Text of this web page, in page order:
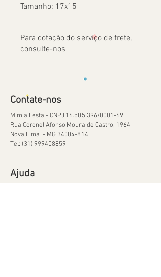
Tamanho: 17x15
Para cotação do serviço de frete,
consulte-nos
Contate-nos
Mimia Festa - CNPJ 16.505.396/0001-69
Rua Coronel Afonso Moura de Castro, 1964
Nova Lima - MG 34004-814
Tel: (31) 999408859
Ajuda